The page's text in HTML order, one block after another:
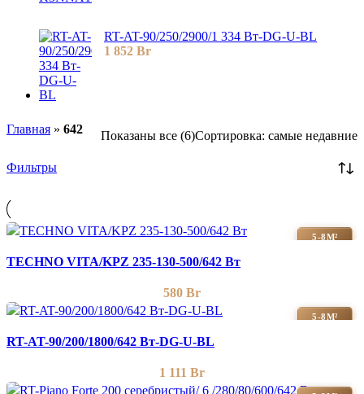
RT-AT-90/250/2900/1 334 Вт-DG-U-BL
1 852 Br
Главная » 642 Показаны все (6)Сортировка: самые недавние
Фильтры
5-8М²
TECHNO VITA/KPZ 235-130-500/642 Вт
580 Br
5-8М²
RT-AT-90/200/1800/642 Вт-DG-U-BL
1 111 Br